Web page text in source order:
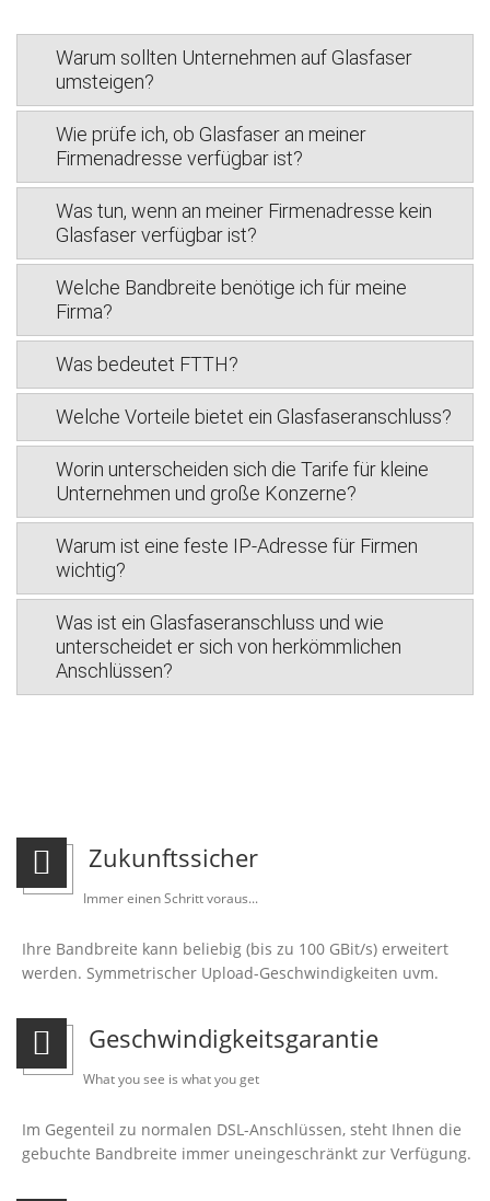
Warum sollten Unternehmen auf Glasfaser
umsteigen?
Wie prüfe ich, ob Glasfaser an meiner
Firmenadresse verfügbar ist?
Was tun, wenn an meiner Firmenadresse kein
Glasfaser verfügbar ist?
Welche Bandbreite benötige ich für meine
Firma?
Was bedeutet FTTH?
Welche Vorteile bietet ein Glasfaseranschluss?
Worin unterscheiden sich die Tarife für kleine
Unternehmen und große Konzerne?
Warum ist eine feste IP-Adresse für Firmen
wichtig?
Was ist ein Glasfaseranschluss und wie
unterscheidet er sich von herkömmlichen
Anschlüssen?
Zukunftssicher
Immer einen Schritt voraus...
Ihre Bandbreite kann beliebig (bis zu 100 GBit/s) erweitert
werden. Symmetrischer Upload-Geschwindigkeiten uvm.
Geschwindigkeitsgarantie
What you see is what you get
Im Gegenteil zu normalen DSL-Anschlüssen, steht Ihnen die
gebuchte Bandbreite immer uneingeschränkt zur Verfügung.